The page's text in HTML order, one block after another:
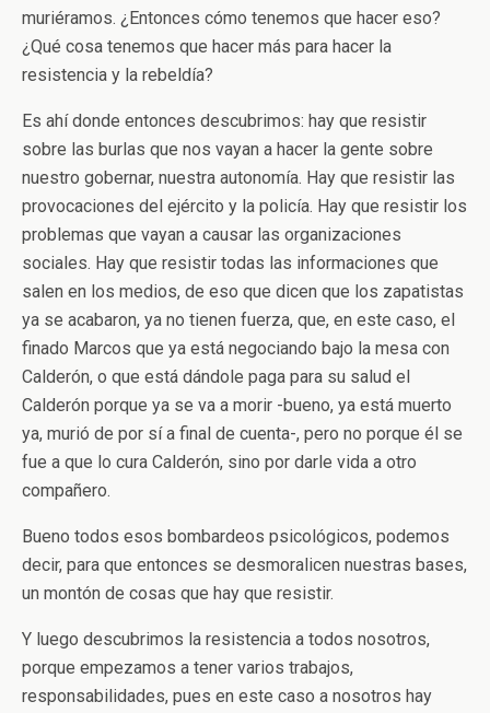
muriéramos. ¿Entonces cómo tenemos que hacer eso?
¿Qué cosa tenemos que hacer más para hacer la
resistencia y la rebeldía?
Es ahí donde entonces descubrimos: hay que resistir
sobre las burlas que nos vayan a hacer la gente sobre
nuestro gobernar, nuestra autonomía. Hay que resistir las
provocaciones del ejército y la policía. Hay que resistir los
problemas que vayan a causar las organizaciones
sociales. Hay que resistir todas las informaciones que
salen en los medios, de eso que dicen que los zapatistas
ya se acabaron, ya no tienen fuerza, que, en este caso, el
finado Marcos que ya está negociando bajo la mesa con
Calderón, o que está dándole paga para su salud el
Calderón porque ya se va a morir -bueno, ya está muerto
ya, murió de por sí a final de cuenta-, pero no porque él se
fue a que lo cura Calderón, sino por darle vida a otro
compañero.
Bueno todos esos bombardeos psicológicos, podemos
decir, para que entonces se desmoralicen nuestras bases,
un montón de cosas que hay que resistir.
Y luego descubrimos la resistencia a todos nosotros,
porque empezamos a tener varios trabajos,
responsabilidades, pues en este caso a nosotros hay